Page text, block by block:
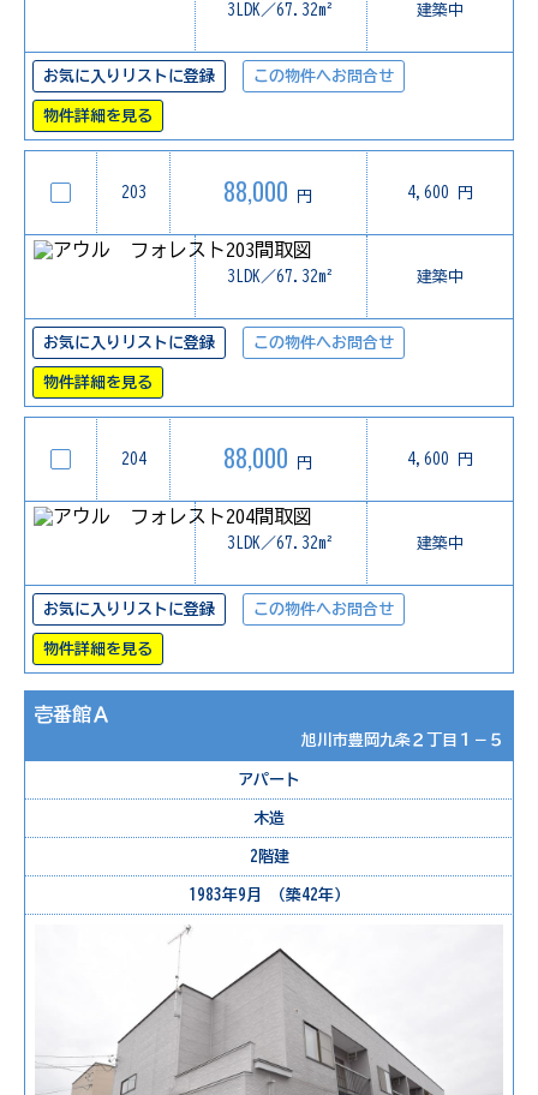
3LDK／67.32m² 建築中
お気に入りリストに登録 この物件へお問合せ
物件詳細を見る
203 88,000 円 4,600 円
3LDK／67.32m² 建築中
お気に入りリストに登録 この物件へお問合せ
物件詳細を見る
204 88,000 円 4,600 円
3LDK／67.32m² 建築中
お気に入りリストに登録 この物件へお問合せ
物件詳細を見る
壱番館Ａ
旭川市豊岡九条２丁目１－５
アパート
木造
2階建
1983年9月 （築42年）